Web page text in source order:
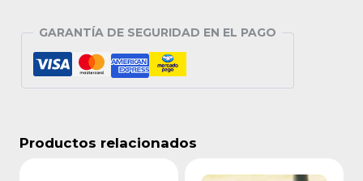
GARANTÍA DE SEGURIDAD EN EL PAGO
Productos relacionados